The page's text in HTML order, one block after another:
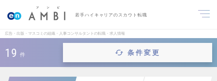
若手ハイキャリアのスカウト転職
広告・出版・マスコミの組織・人事コンサルタントの転職・求人情報
19 件 条件変更